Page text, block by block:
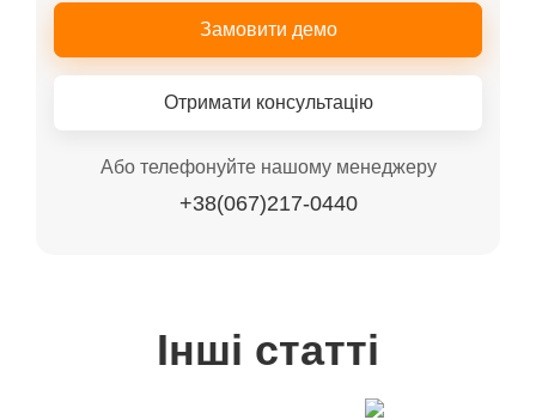
Замовити демо
Отримати консультацію
Або телефонуйте нашому менеджеру
+38(067)217-0440
Інші статті